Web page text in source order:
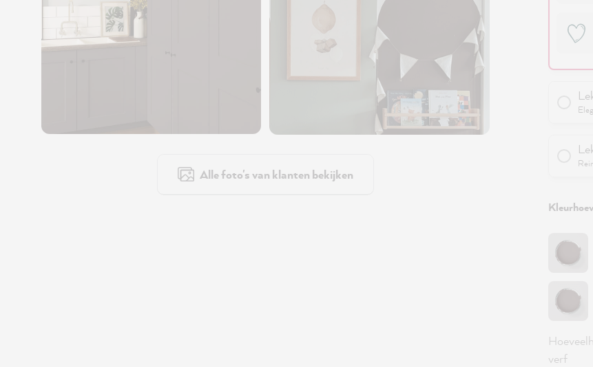
Alle foto's van klanten bekijken
verf